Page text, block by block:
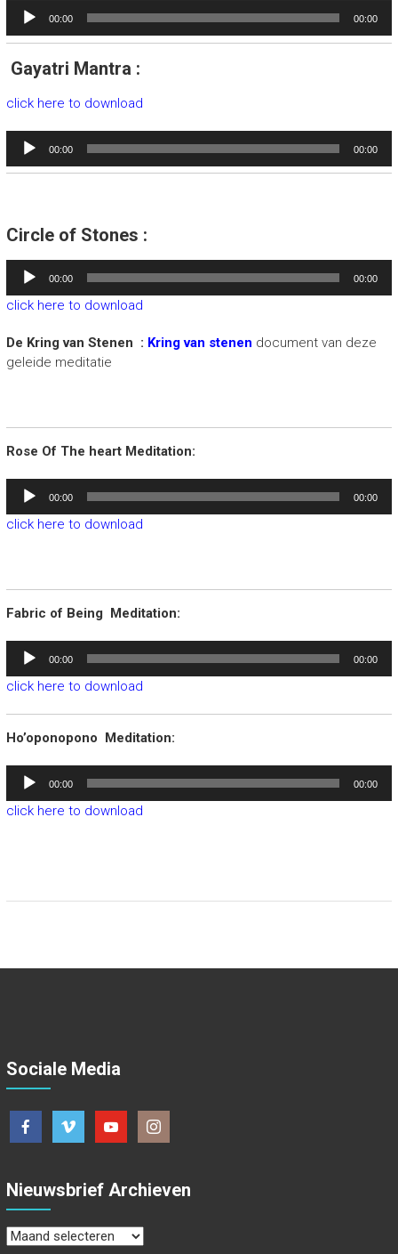
Audiospeler
00:00 00:00
Gayatri Mantra :
click here to download
Audiospeler
00:00 00:00
Circle of Stones :
Audiospeler
00:00 00:00
click here to download
De Kring van Stenen : Kring van stenen document van deze
geleide meditatie
Rose Of The heart Meditation:
Audiospeler
00:00 00:00
click here to download
Fabric of Being Meditation:
Audiospeler
00:00 00:00
click here to download
Ho’oponopono Meditation:
Audiospeler
00:00 00:00
click here to download
Sociale Media
Nieuwsbrief Archieven
Nieuwsbrief